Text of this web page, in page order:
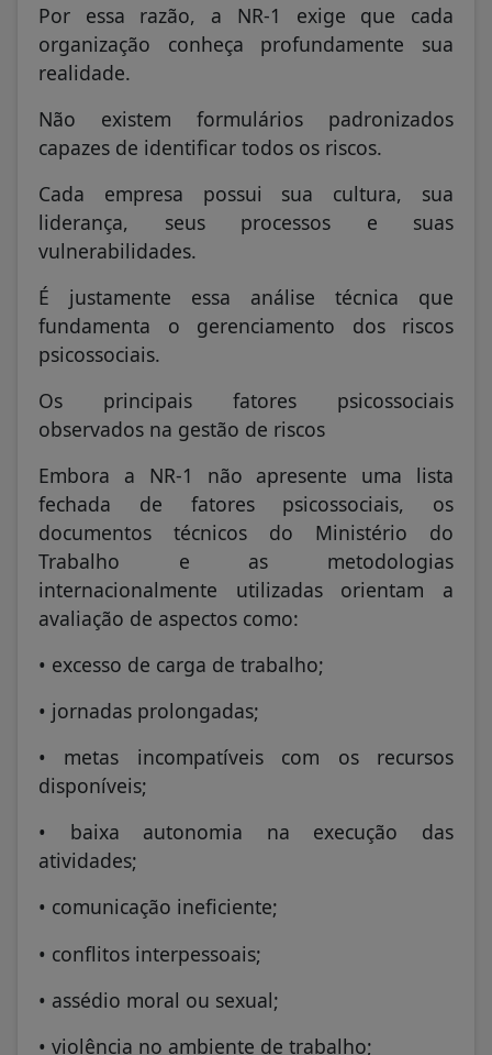
Por essa razão, a NR-1 exige que cada
organização conheça profundamente sua
realidade.
Não existem formulários padronizados
capazes de identificar todos os riscos.
Cada empresa possui sua cultura, sua
liderança, seus processos e suas
vulnerabilidades.
É justamente essa análise técnica que
fundamenta o gerenciamento dos riscos
psicossociais.
Os principais fatores psicossociais
observados na gestão de riscos
Embora a NR-1 não apresente uma lista
fechada de fatores psicossociais, os
documentos técnicos do Ministério do
Trabalho e as metodologias
internacionalmente utilizadas orientam a
avaliação de aspectos como:
• excesso de carga de trabalho;
• jornadas prolongadas;
• metas incompatíveis com os recursos
disponíveis;
• baixa autonomia na execução das
atividades;
• comunicação ineficiente;
• conflitos interpessoais;
• assédio moral ou sexual;
• violência no ambiente de trabalho;